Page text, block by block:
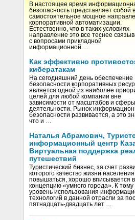
В настоящее время
безопасность представляет собой
самостоятельное мощное
корпоративной автоматизации.
Естественно, что в таких условиях
направление это все теснее
с вопросами прикладной
информационной …
Как эффективно
кибератакам
На сегодняшний день обеспечение
безопасности корпоративных
является одной из наиболее
целей для любой компании вне
зависимости от масштабов и сферы
деятельности. Рынок
безопасности развивается, а это
что и …
Наталья Абрамович,
информационный центр
Виртуальная поддержка
путешествий
Туристический бизнес, за счет
которого качество жизни
повышаться, хорошо вписывается в
концепцию «умного города». К тому
уровень использования
технологий в данной отрасли за
пятнадцать-двадцать лет …